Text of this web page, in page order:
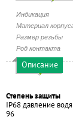
Индикация
Материал
Размер резьбы
Род контакта
Описание
Степень защиты
IP68 давление
96